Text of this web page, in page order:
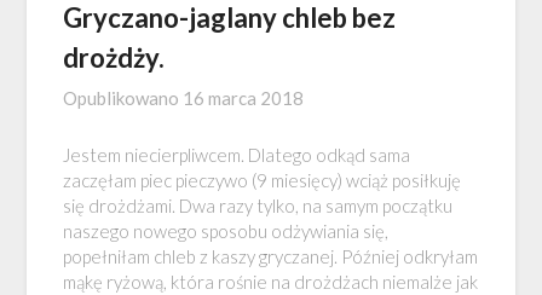
Gryczano-jaglany chleb bez
drożdży.
Opublikowano 16 marca 2018
Jestem niecierpliwcem. Dlatego odkąd sama
zaczęłam piec pieczywo (9 miesięcy) wciąż posiłkuję
się drożdżami. Dwa razy tylko, na samym początku
naszego nowego sposobu odżywiania się,
popełniłam chleb z kaszy gryczanej. Później odkryłam
mąkę ryżową, która rośnie na drożdżach niemalże jak